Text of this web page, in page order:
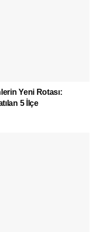
Yeni Rotası:
5 İlçe